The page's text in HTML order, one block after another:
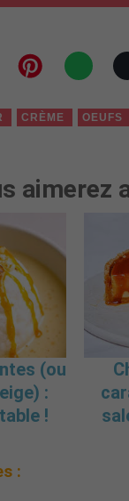
CRÈME OEUFS
aimerez
(ou
:
!
: